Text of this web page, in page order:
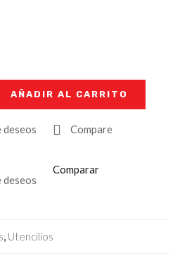
AÑADIR AL CARRITO
deseos Compare
deseos
Comparar
, Utencilios